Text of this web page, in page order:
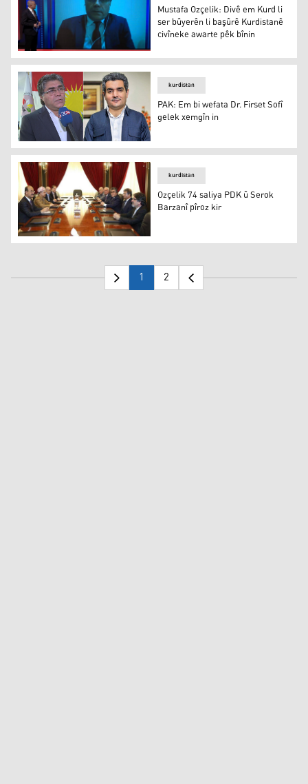
Serokê Giştî yê Partiya Azadiya Kurdistanê (PAK)
Mustafa Ozçelik: Divê em Kurd li
ser bûyerên li başûrê Kurdistanê
civîneke awarte pêk bînin
PAK: Em bi wefata Dr. Firset Sofî gelek xemgîn in
kurdistan
PAK: Em bi wefata Dr. Firset Sofî
gelek xemgîn in
Ozçelik 74 saliya PDK û Serok Barzanî pîroz kir
kurdistan
Ozçelik 74 saliya PDK û Serok
Barzanî pîroz kir
1 2